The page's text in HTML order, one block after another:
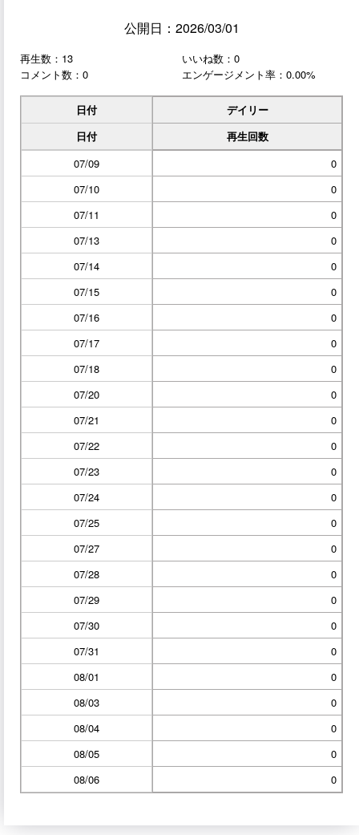
公開日：2026/03/01
再生数：13
いいね数：0
コメント数：0
エンゲージメント率：0.00%
日付
デイリー
日付
再生回数
07/09
0
07/10
0
07/11
0
07/13
0
07/14
0
07/15
0
07/16
0
07/17
0
07/18
0
07/20
0
07/21
0
07/22
0
07/23
0
07/24
0
07/25
0
07/27
0
07/28
0
07/29
0
07/30
0
07/31
0
08/01
0
08/03
0
08/04
0
08/05
0
08/06
0